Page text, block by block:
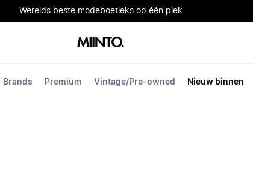
Werelds beste modeboetieks op één plek
Brands Premium Vintage/Pre-owned Nieuw binnen